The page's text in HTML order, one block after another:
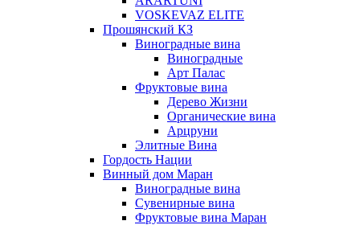
VOSKEVAZ ELITE
Прошянский КЗ
Виноградные вина
Виноградные
Арт Палас
Фруктовые вина
Дерево Жизни
Органические вина
Арцруни
Элитные Вина
Гордость Нации
Винный дом Маран
Виноградные вина
Сувенирные вина
Фруктовые вина Маран